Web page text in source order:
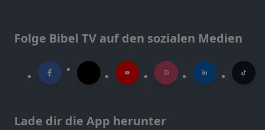
Folge Bibel TV auf den sozialen Medien
Lade dir die App herunter